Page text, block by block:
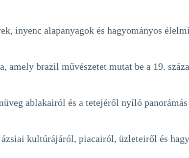
ínyenc alapanyagok és hagyományos
amely brazil művészetet mutat be a 19.
ablakairól és a tetejéről nyíló
kultúrájáról, piacairól, üzleteiről és